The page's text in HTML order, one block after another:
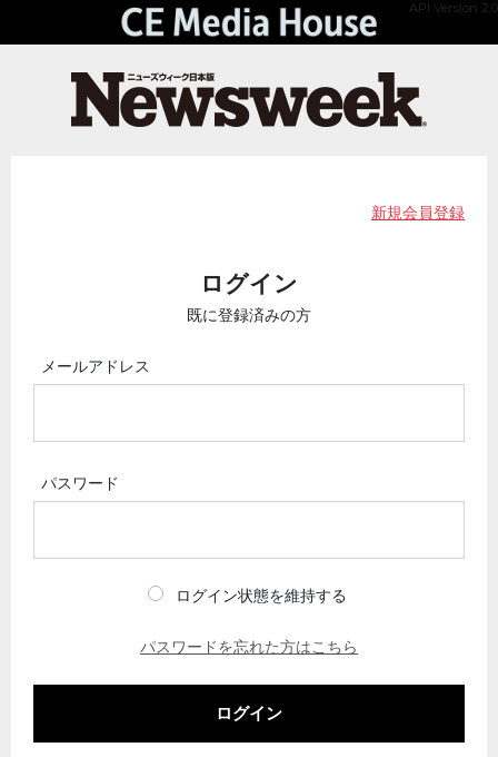
API Version 2.0
新規会員登録
ログイン
既に登録済みの方
メールアドレス
パスワード
ログイン状態を維持する
パスワードを忘れた方はこちら
ログイン